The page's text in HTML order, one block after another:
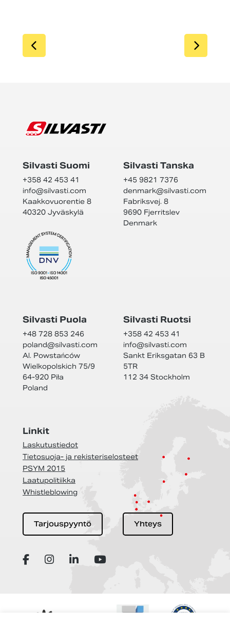
Silvasti Suomi
+358 42 453 41
info@silvasti.com
Kaakkovuorentie 8
40320 Jyväskylä
Silvasti Tanska
+45 9821 7376
denmark@silvasti.com
Fabriksvej. 8
9690 Fjerritslev
Denmark
Silvasti Puola
+48 728 853 246
poland@silvasti.com
Al. Powstańców
Wielkopolskich 75/9
64-920 Piła
Poland
Silvasti Ruotsi
+358 42 453 41
info@silvasti.com
Sankt Eriksgatan 63 B
5TR
112 34 Stockholm
Linkit
Laskutustiedot
Tietosuoja- ja rekisteriselosteet
PSYM 2015
Laatupolitiikka
Whistleblowing
Tarjouspyyntö Yhteys